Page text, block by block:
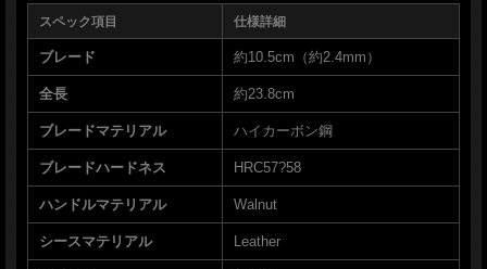
スペック項目 仕様詳細
ブレード 約10.5cm（約2.4mm）
全長 約23.8cm
ブレードマテリアル ハイカーボン鋼
ブレードハードネス HRC57?58
ハンドルマテリアル Walnut
シースマテリアル Leather